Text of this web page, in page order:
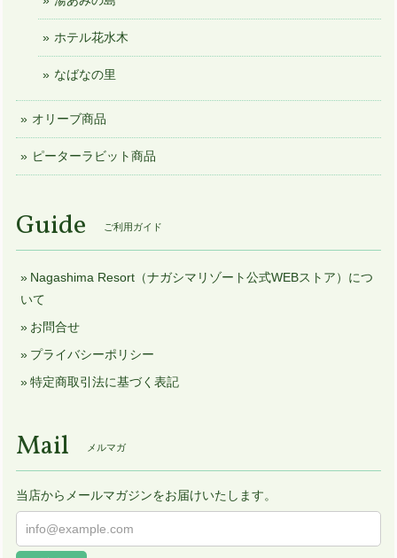
ホテル花水木
なばなの里
オリーブ商品
ピーターラビット商品
Guide ご利用ガイド
Nagashima Resort（ナガシマリゾート公式WEBストア）につ
いて
お問合せ
プライバシーポリシー
特定商取引法に基づく表記
Mail メルマガ
当店からメールマガジンをお届けいたします。